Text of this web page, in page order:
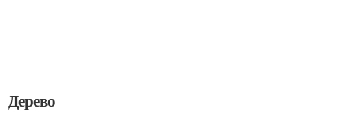
Дерево